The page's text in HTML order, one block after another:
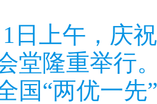
日上午，庆
堂隆重举行
国“两优一